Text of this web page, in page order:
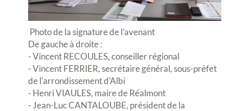
Photo de la signature de l'avenant
De gauche à droite :
- Vincent RECOULES, conseiller régional
- Vincent FERRIER, secrétaire général, sous-préfet
de l'arrondissement d'Albi
- Henri VIAULES, maire de Réalmont
- Jean-Luc CANTALOUBE, président de la